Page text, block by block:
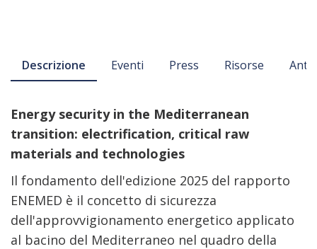
Descrizione Eventi Press Risorse
Energy security in the Mediterranean
transition: electrification, critical raw
materials and technologies
Il fondamento dell'edizione 2025 del rapporto
ENEMED è il concetto di sicurezza
dell'approvvigionamento energetico applicato
al bacino del Mediterraneo nel quadro della